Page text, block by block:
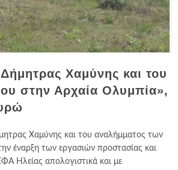
Χαμύνης και του
στην Αρχαία Ολυμπία»,
Χαμύνης και του αναλήμματος των
έναρξη των εργασιών προστασίας και
Ηλείας απολογιστικά και με